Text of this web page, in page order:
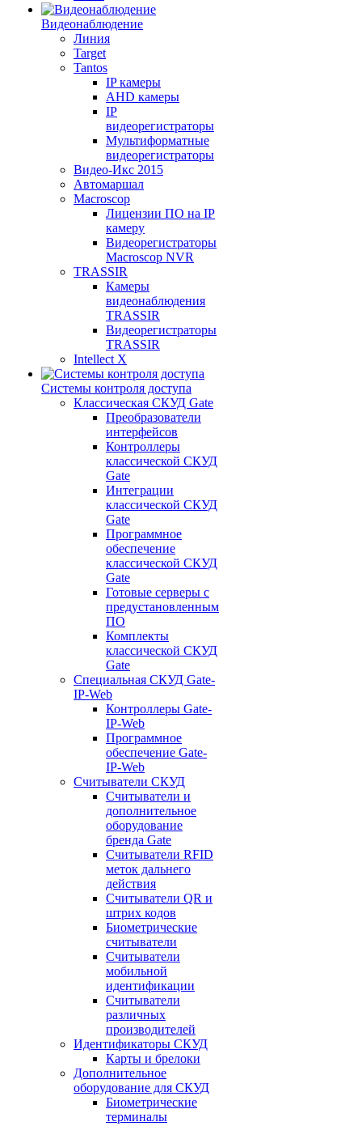
Видеонаблюдение
Линия
Target
Tantos
IP камеры
AHD камеры
IP
видеорегистраторы
Мультиформатные
видеорегистраторы
Видео-Икс 2015
Автомаршал
Macroscop
Лицензии ПО на IP
камеру
Видеорегистраторы
Macroscop NVR
TRASSIR
Камеры
видеонаблюдения
TRASSIR
Видеорегистраторы
TRASSIR
Intellect X
Системы контроля доступа
Классическая СКУД Gate
Преобразователи
интерфейсов
Контроллеры
классической СКУД
Gate
Интеграции
классической СКУД
Gate
Программное
обеспечение
классической СКУД
Gate
Готовые серверы с
предустановленным
ПО
Комплекты
классической СКУД
Gate
Специальная СКУД Gate-
IP-Web
Контроллеры Gate-
IP-Web
Программное
обеспечение Gate-
IP-Web
Считыватели СКУД
Считыватели и
дополнительное
оборудование
бренда Gate
Считыватели RFID
меток дальнего
действия
Считыватели QR и
штрих кодов
Биометрические
считыватели
Считыватели
мобильной
идентификации
Считыватели
различных
производителей
Идентификаторы СКУД
Карты и брелоки
Дополнительное
оборудование для СКУД
Биометрические
терминалы